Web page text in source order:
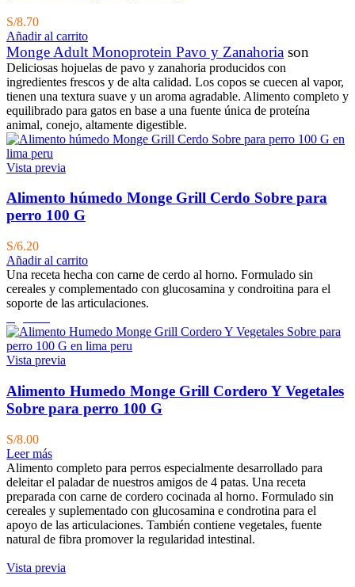
S/8.70
Añadir al carrito
Monge Adult Monoprotein Pavo y Zanahoria son
Deliciosas hojuelas de pavo y zanahoria producidos con
ingredientes frescos y de alta calidad. Los copos se cuecen al vapor,
tienen una textura suave y un aroma agradable. Alimento completo y
equilibrado para gatos en base a una fuente única de proteína
animal, conejo, altamente digestible.
Vista previa
Alimento húmedo Monge Grill Cerdo Sobre para
perro 100 G
S/6.20
Añadir al carrito
Una receta hecha con carne de cerdo al horno. Formulado sin
cereales y complementado con glucosamina y condroitina para el
soporte de las articulaciones.
Vista previa
Alimento Humedo Monge Grill Cordero Y Vegetales
Sobre para perro 100 G
S/8.00
Leer más
Alimento completo para perros especialmente desarrollado para
deleitar el paladar de nuestros amigos de 4 patas. Una receta
preparada con carne de cordero cocinada al horno. Formulado sin
cereales y suplementado con glucosamina e condrotina para el
apoyo de las articulaciones. También contiene vegetales, fuente
natural de fibra promover la regularidad intestinal.
Vista previa